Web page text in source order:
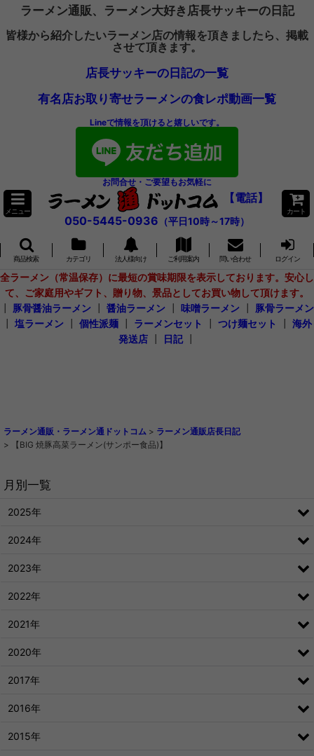
ラーメン通販、ラーメン大好き店長サッキーの日記
皆様から紹介したいラーメン店の情報を頂きましたら、掲載
させて頂きます。
店長サッキーの日記の一覧
有名店お取り寄せラーメンの食レポ動画一覧
Lineで情報を頂けると嬉しいです。
お問合せ・ご要望もお気軽に
メニュー
【電話】
050-5445-0936 （平日10時～17時）
カート
商品検索 カテゴリ 法人様向け ご利用案内 問い合わせ ログイン
全ラーメン（常温保存）に最短の賞味期限を表示しております。安心し
て、ご家庭用やギフト、贈り物、景品としてお買い物して頂けます。
豚骨醤油ラーメン 醤油ラーメン 味噌ラーメン
豚骨ラーメン
塩ラーメン 個性派麺 ラーメンセット つけ麺セット
海外
発送店
日記┃
ラーメン通販・ラーメン通ドットコム > ラーメン通販店長日記
>
【BIG 焼豚高菜ラーメン(サンポー食品)】
月別一覧
2025年
2024年
2023年
2022年
2021年
2020年
2017年
2016年
2015年